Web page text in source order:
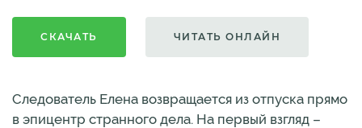
СКАЧАТЬ ЧИТАТЬ ОНЛАЙН
Следователь Елена возвращается из отпуска прямо
в эпицентр странного дела. На первый взгляд –